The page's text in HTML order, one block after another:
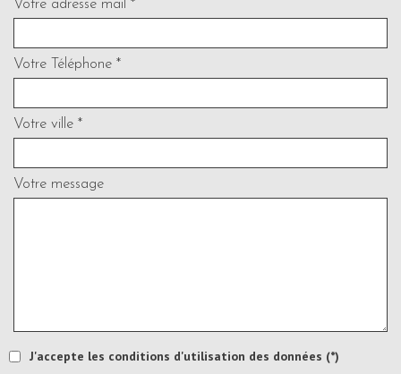
Votre adresse mail *
Votre Téléphone *
Votre ville *
Votre message
J'accepte les conditions d'utilisation des données (*)